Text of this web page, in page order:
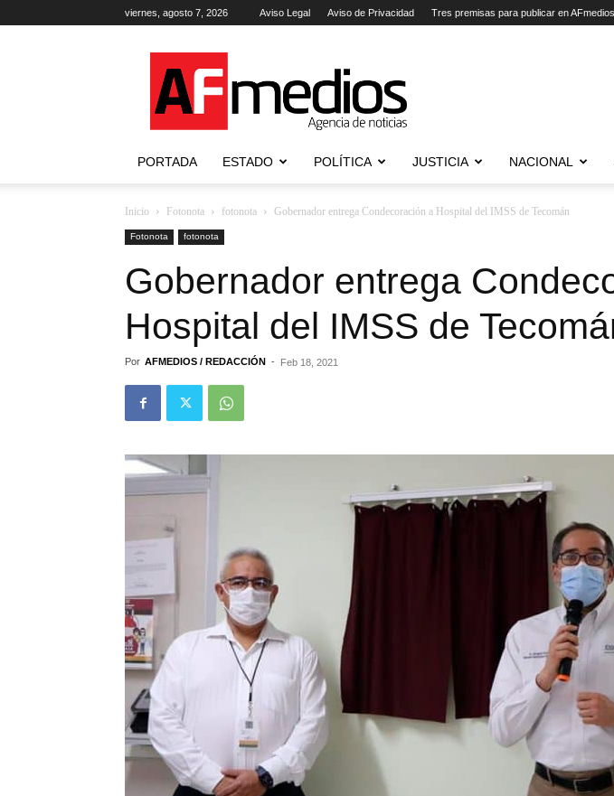
viernes, agosto 7, 2026 Aviso Legal Aviso de Privacidad Tres premisas para publicar en AFmedios
Agencia
de
Noticias
PORTADA ESTADO POLÍTICA JUSTICIA NACIONAL
Inicio Fotonota fotonota Gobernador entrega Condecoración a Hospital del IMSS de Tecomán
Fotonota fotonota
Gobernador entrega
Hospital del IMSS de
Por AFMEDIOS / REDACCIÓN - Feb 18, 2021